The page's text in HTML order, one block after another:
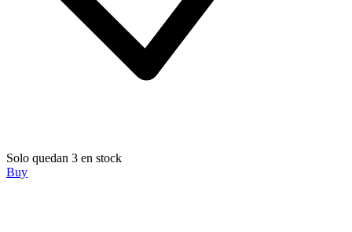
Solo quedan 3 en stock
Buy